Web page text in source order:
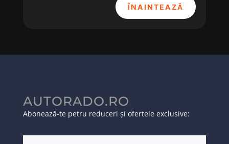
ÎNAINTEAZĂ
AUTORADO.RO
Abonează-te petru reduceri și ofertele exclusive: